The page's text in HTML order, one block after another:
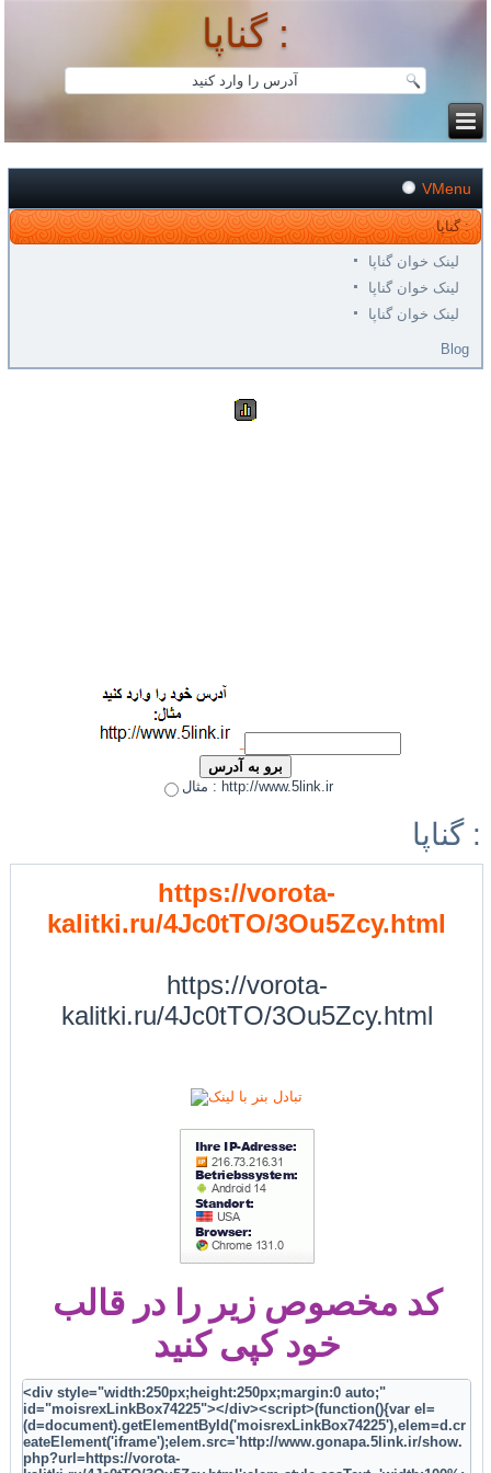
گناپا :
VMenu
گناپا :
لینک خوان گناپا
لینک خوان گناپا
لینک خوان گناپا
Blog
مثال : http://www.5link.ir
گناپا :
https://vorota-
kalitki.ru/4Jc0tTO/3Ou5Zcy.html
https://vorota-
kalitki.ru/4Jc0tTO/3Ou5Zcy.html
کد مخصوص زیر را در قالب
خود کپی کنید